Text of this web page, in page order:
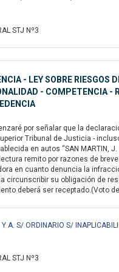
STJ Nº3
- LEY SOBRE RIESGOS
- COMPETENCIA -
por señalar que la
Tribunal de Justicia -
en autos “SAN MARTIN, J.
remito por razones de
en cuanto denuncia la
circunscribir su obligación de
deberá ser receptado.(Voto
A. S/ ORDINARIO S/
STJ Nº3